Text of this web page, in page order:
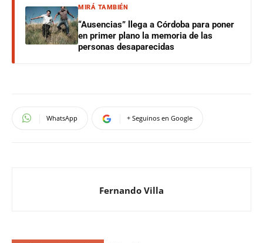
MIRÁ TAMBIÉN
“Ausencias” llega a Córdoba para poner
en primer plano la memoria de las
personas desaparecidas
WhatsApp + Seguinos en Google
Fernando Villa